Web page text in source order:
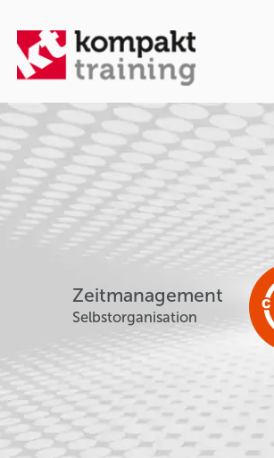
Zeitmanagement
Selbstorganisation